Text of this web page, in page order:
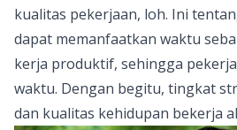
kualitas pekerjaan, loh. Ini
dapat memanfaatkan waktu
kerja produktif, sehingga
waktu. Dengan begitu, tingkat
dan kualitas kehidupan bekerja